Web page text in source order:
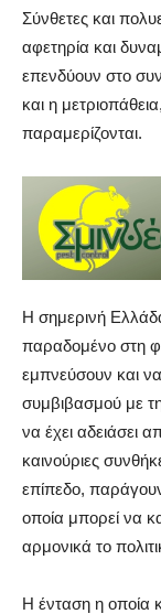
Σύνθετες και
αφετηρία και
επενδύουν στο
και η
παραμερίζονται.
Η σημερινή
παραδομένο στη
εμπνεύσουν και
συμβιβασμού με
να έχει αδειάσει
καινούριες
επίπεδο,
οποία μπορεί να
αρμονικά το
Η ένταση η οποία